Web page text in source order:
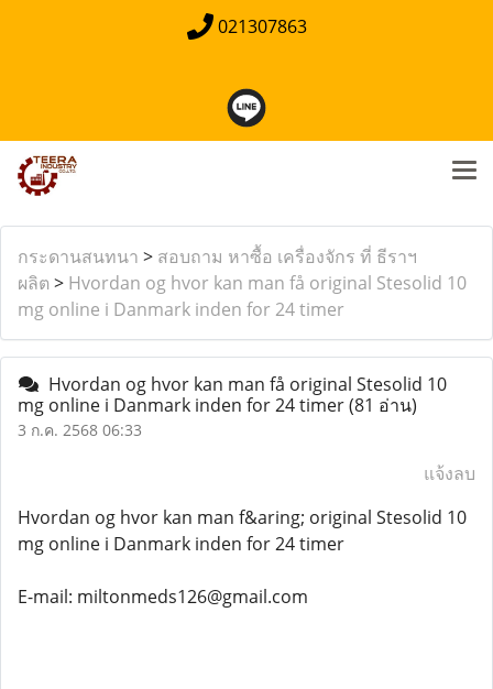
021307863
กระดานสนทนา > สอบถาม หาซื้อ เครื่องจักร ที่ ธีราฯ
ผลิต > Hvordan og hvor kan man få original Stesolid 10
mg online i Danmark inden for 24 timer
Hvordan og hvor kan man få original Stesolid 10
mg online i Danmark inden for 24 timer(81 อ่าน)
3 ก.ค. 2568 06:33
แจ้งลบ
Hvordan og hvor kan man f&aring; original Stesolid 10
mg online i Danmark inden for 24 timer
E-mail: miltonmeds126@gmail.com